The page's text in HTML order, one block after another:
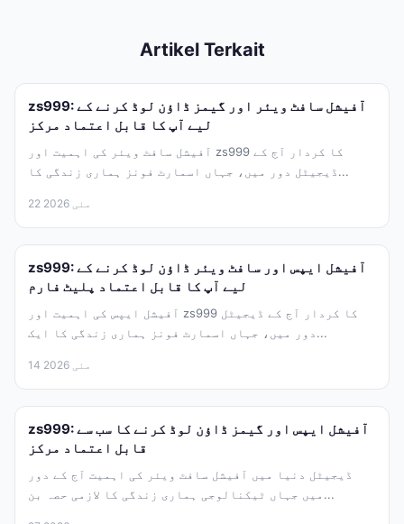
Artikel Terkait
zs999: آفیشل سافٹ ویئر اور گیمز ڈاؤن لوڈ کرنے کے
لیے آپ کا قابل اعتماد مرکز
آفیشل سافٹ ویئر کی اہمیت اور zs999 کا کردار آج کے
ڈیجیٹل دور میں، جہاں اسمارٹ فونز ہماری زندگی کا...
22 مئی 2026
zs999: آفیشل ایپس اور سافٹ ویئر ڈاؤن لوڈ کرنے کے
لیے آپ کا قابل اعتماد پلیٹ فارم
آفیشل ایپس کی اہمیت اور zs999 کا کردار آج کے ڈیجیٹل
دور میں، جہاں اسمارٹ فونز ہماری زندگی کا ایک...
14 مئی 2026
zs999: آفیشل ایپس اور گیمز ڈاؤن لوڈ کرنے کا سب سے
قابل اعتماد مرکز
ڈیجیٹل دنیا میں آفیشل سافٹ ویئر کی اہمیت آج کے دور
میں جہاں ٹیکنالوجی ہماری زندگی کا لازمی حصہ بن...